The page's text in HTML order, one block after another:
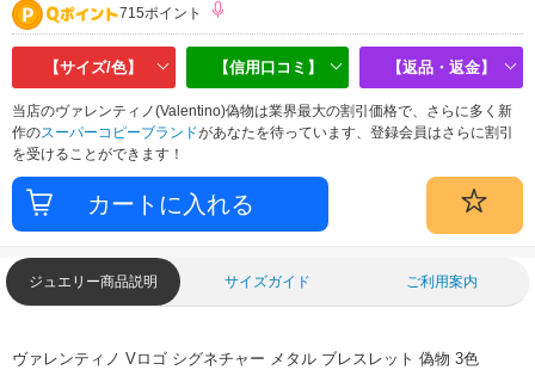
715ポイント
【サイズ/色】 【信用口コミ】 【返品・返金】
当店のヴァレンティノ(Valentino)偽物は業界最大の割引価格で、さらに多く新
作のスーパーコピーブランドがあなたを待っています、登録会員はさらに割引
を受けることができます！
ジュエリー商品説明 サイズガイド ご利用案内
ヴァレンティノ Vロゴ シグネチャー メタル ブレスレット 偽物 3色